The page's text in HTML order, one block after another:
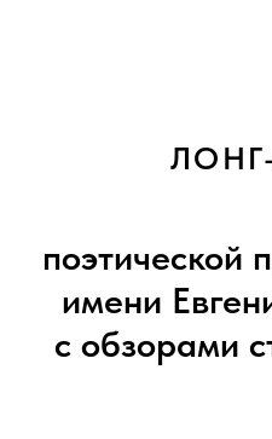
имени
с обзорами